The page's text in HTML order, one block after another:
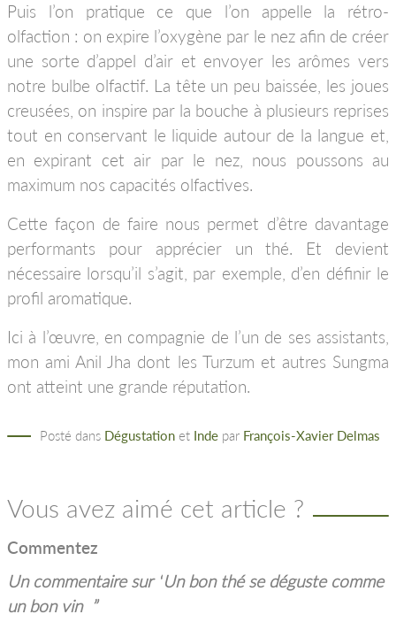
Puis l’on pratique ce que l’on appelle la rétro-
olfaction : on expire l’oxygène par le nez afin de créer
une sorte d’appel d’air et envoyer les arômes vers
notre bulbe olfactif. La tête un peu baissée, les joues
creusées, on inspire par la bouche à plusieurs reprises
tout en conservant le liquide autour de la langue et,
en expirant cet air par le nez, nous poussons au
maximum nos capacités olfactives.
Cette façon de faire nous permet d’être davantage
performants pour apprécier un thé. Et devient
nécessaire lorsqu’il s’agit, par exemple, d’en définir le
profil aromatique.
Ici à l’œuvre, en compagnie de l’un de ses assistants,
mon ami Anil Jha dont les Turzum et autres Sungma
ont atteint une grande réputation.
Posté dans Dégustation et Inde par François-Xavier Delmas
Vous avez aimé cet article ?
Commentez
Un commentaire sur “Un bon thé se déguste comme
un bon vin
”